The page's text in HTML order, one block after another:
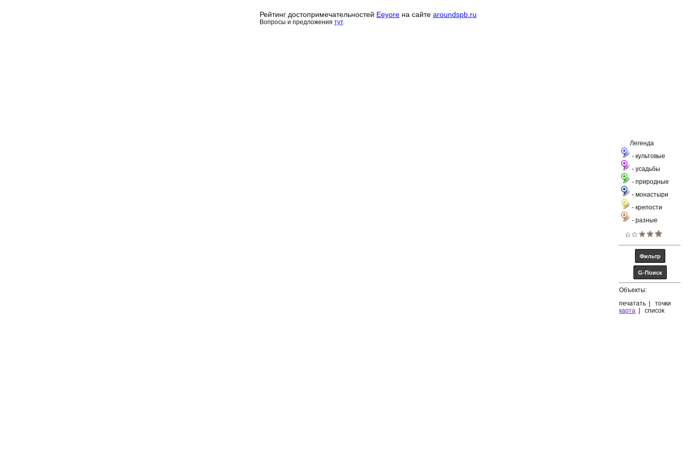
Рейтинг достопримечательностей Eeyore на сайтеaroundspb.ru
Вопросы и предложениятут.
Легенда
- культовые
- усадьбы
- природные
- монастыри
- крепости
- разные
Объекты:
печатать
точки
карта
список